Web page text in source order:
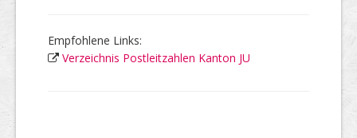
Empfohlene Links:
Verzeichnis Postleitzahlen Kanton JU